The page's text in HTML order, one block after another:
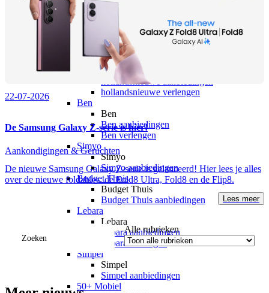
Vodafone verlengen
KPN
KPN
KPN aanbiedingen
KPN verlengen
hollandsnieuwe
hollandsnieuwe
hollandsnieuwe aanbiedingen
hollandsnieuwe verlengen
Ben
Ben
Ben aanbiedingen
Ben verlengen
Simyo
Simyo
Simyo aanbiedingen
Budget Thuis
Budget Thuis
Budget Thuis aanbiedingen
Lebara
Lebara
Lebara aanbiedingen
Lebara verlengen
Simpel
Simpel
Simpel aanbiedingen
50+ Mobiel
22-07-2026
De Samsung Galaxy Z-serie is hier!
Aankondigingen & Geruchten
De nieuwe Samsung Galaxy Z-serie is gelanceerd! Hier lees je alles
over de nieuwe foldables: de Fold8 Ultra, Fold8 en de Flip8.
Lees meer
Zoeken
Alle rubrieken